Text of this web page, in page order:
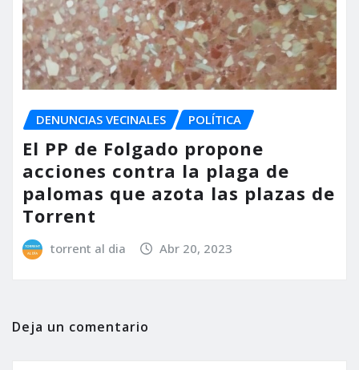
DENUNCIAS VECINALES POLÍTICA
El PP de Folgado propone
acciones contra la plaga de
palomas que azota las plazas de
Torrent
torrent al dia Abr 20, 2023
Deja un comentario